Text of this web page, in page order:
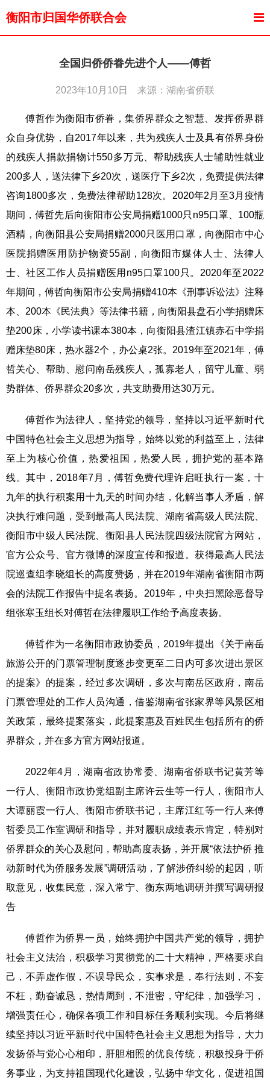
衡阳市归国华侨联合会
全国归侨侨眷先进个人——傅哲
2023年10月10日 来源：湖南省侨联
傅哲作为衡阳市侨眷，集侨界群众之智慧、发挥侨界群
众自身优势，自2017年以来，共为残疾人士及具有侨界身份
的残疾人捐款捐物计550多万元、帮助残疾人士辅助性就业
200多人，送法律下乡20次，送医疗下乡2次，免费提供法律
咨询1800多次，免费法律帮助128次。2020年2月至3月疫情
期间，傅哲先后向衡阳市公安局捐赠1000只n95口罩、100瓶
酒精，向衡阳县公安局捐赠2000只医用口罩，向衡阳市中心
医院捐赠医用防护物资55副，向衡阳市媒体人士、法律人
士、社区工作人员捐赠医用n95口罩100只。2020年至2022
年期间，傅哲向衡阳市公安局捐赠410本《刑事诉讼法》注释
本、200本《民法典》等法律书籍，向衡阳县盘石小学捐赠床
垫200床，小学读书课本380本，向衡阳县渣江镇赤石中学捐
赠床垫80床，热水器2个，办公桌2张。2019年至2021年，傅
哲关心、帮助、慰问南岳残疾人，孤寡老人，留守儿童、弱
势群体、侨界群众20多次，共支助费用达30万元。
傅哲作为法律人，坚持党的领导，坚持以习近平新时代
中国特色社会主义思想为指导，始终以党的利益至上，法律
至上为核心价值，热爱祖国，热爱人民，拥护党的基本路
线。其中，2018年7月，傅哲免费代理许启旺执行一案，十
九年的执行积案用十九天的时间办结，化解当事人矛盾，解
决执行难问题，受到最高人民法院、湖南省高级人民法院、
衡阳市中级人民法院、衡阳县人民法院四级法院官方网站，
官方公众号、官方微博的深度宣传和报道。获得最高人民法
院巡查组李晓组长的高度赞扬，并在2019年湖南省衡阳市两
会的法院工作报告中提名表扬。2019年，中央扫黑除恶督导
组张寒玉组长对傅哲在法律履职工作给予高度表扬。
傅哲作为一名衡阳市政协委员，2019年提出《关于南岳
旅游公开的门票管理制度逐步变更至二日内可多次进出景区
的提案》的提案，经过多次调研，多次与南岳区政府，南岳
门票管理处的工作人员沟通，借鉴湖南省张家界等风景区相
关政策，最终提案落实，此提案惠及百姓民生包括所有的侨
界群众，并在多方官方网站报道。
2022年4月，湖南省政协常委、湖南省侨联书记黄芳等
一行人、衡阳市政协党组副主席许云生等一行人，衡阳市人
大谭丽霞一行人、衡阳市侨联书记，主席江红等一行人来傅
哲委员工作室调研和指导，并对履职成绩表示肯定，特别对
侨界群众的关心及慰问，帮助高度表扬，并开展“依法护侨 推
动新时代为侨服务发展”调研活动，了解涉侨纠纷的起因，听
取意见，收集民意，深入常宁、衡东两地调研并撰写调研报
告
傅哲作为侨界一员，始终拥护中国共产党的领导，拥护
社会主义法治，积极学习贯彻党的二十大精神，严格要求自
己，不弄虚作假，不误导民众，实事求是，奉行法则，不妄
不枉，勤奋诚恳，热情周到，不泄密，守纪律，加强学习，
增强责任心，确保各项工作和目标任务顺利实现。今后将继
续坚持以习近平新时代中国特色社会主义思想为指导，大力
发扬侨与党心心相印，肝胆相照的优良传统，积极投身于侨
务事业，为支持祖国现代化建设，弘扬中华文化，促进祖国